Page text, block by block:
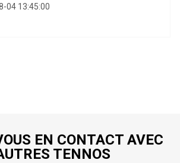
04 13:45:00
EN CONTACT AVEC
TENNOS